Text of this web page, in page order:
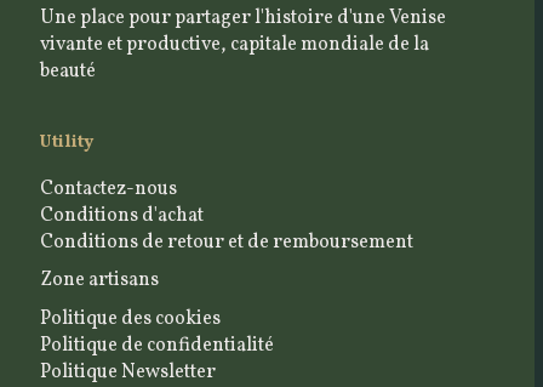
Une place pour partager l'histoire d'une Venise
vivante et productive, capitale mondiale de la
beauté
Utility
Contactez-nous
Conditions d'achat
Conditions de retour et de remboursement
Zone artisans
Politique des cookies
Politique de confidentialité
Politique Newsletter